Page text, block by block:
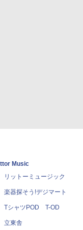
Music
リットーミュージック
楽器探そう!デジマート
TシャツPOD T-OD
立東舎